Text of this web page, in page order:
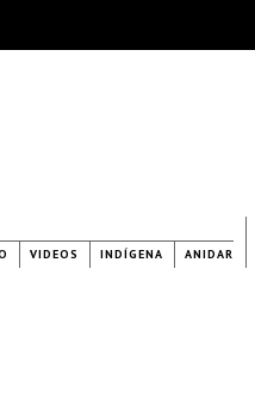
VIDEOS INDÍGENA ANIDAR